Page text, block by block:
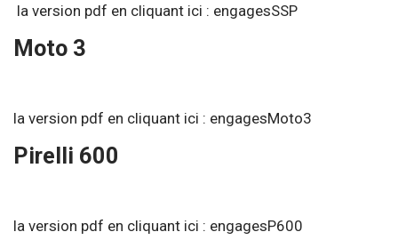
la version pdf en cliquant ici : engagesSSP
Moto 3
la version pdf en cliquant ici : engagesMoto3
Pirelli 600
la version pdf en cliquant ici : engagesP600